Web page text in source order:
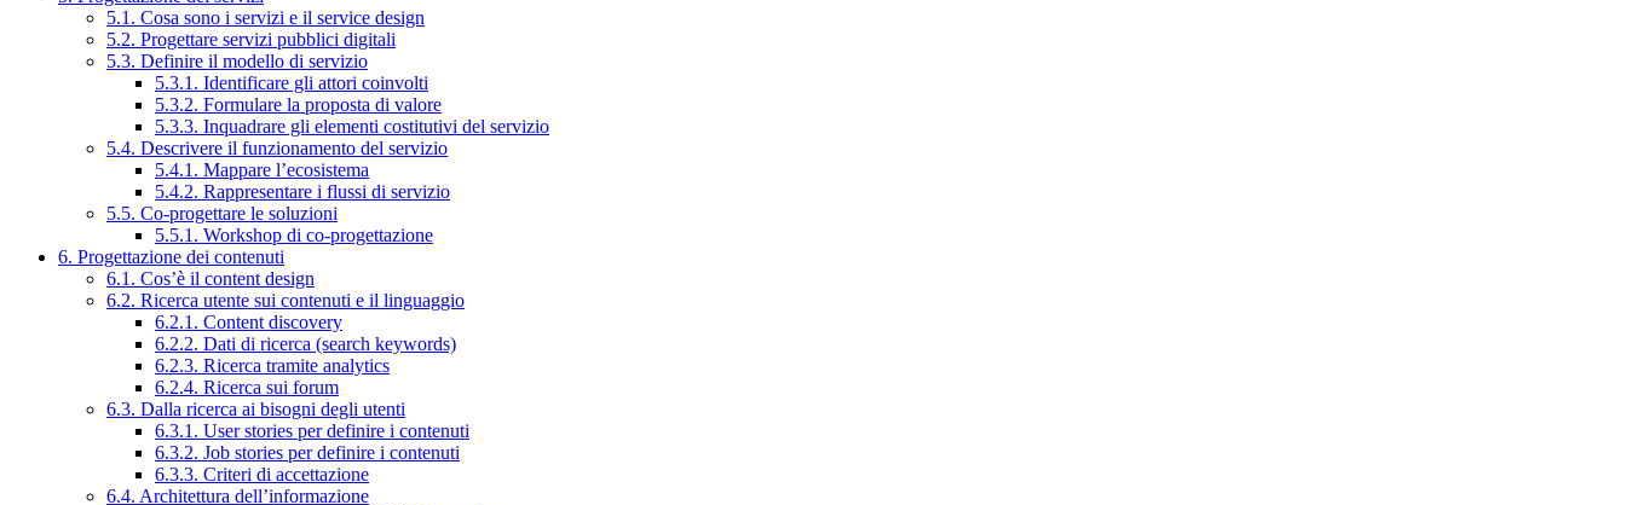
5.1. Cosa sono i servizi e il service design
5.2. Progettare servizi pubblici digitali
5.3. Definire il modello di servizio
5.3.1. Identificare gli attori coinvolti
5.3.2. Formulare la proposta di valore
5.3.3. Inquadrare gli elementi costitutivi del servizio
5.4. Descrivere il funzionamento del servizio
5.4.1. Mappare l’ecosistema
5.4.2. Rappresentare i flussi di servizio
5.5. Co-progettare le soluzioni
5.5.1. Workshop di co-progettazione
6. Progettazione dei contenuti
6.1. Cos’è il content design
6.2. Ricerca utente sui contenuti e il linguaggio
6.2.1. Content discovery
6.2.2. Dati di ricerca (search keywords)
6.2.3. Ricerca tramite analytics
6.2.4. Ricerca sui forum
6.3. Dalla ricerca ai bisogni degli utenti
6.3.1. User stories per definire i contenuti
6.3.2. Job stories per definire i contenuti
6.3.3. Criteri di accettazione
6.4. Architettura dell’informazione